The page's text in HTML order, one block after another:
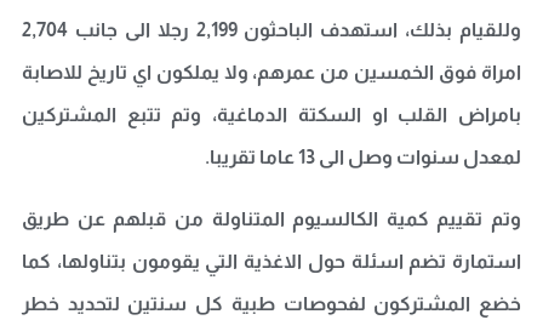
وللقيام بذلك، استهدف الباحثون 2,199 رجلا الى جانب 2,704
امراة فوق الخمسين من عمرهم، ولا يملكون اي تاريخ للاصابة
بامراض القلب او السكتة الدماغية، وتم تتبع المشتركين
لمعدل سنوات وصل الى 13 عاما تقريبا.
وتم تقييم كمية الكالسيوم المتناولة من قبلهم عن طريق
استمارة تضم اسئلة حول الاغذية التي يقومون بتناولها، كما
خضع المشتركون لفحوصات طبية كل سنتين لتحديد خطر